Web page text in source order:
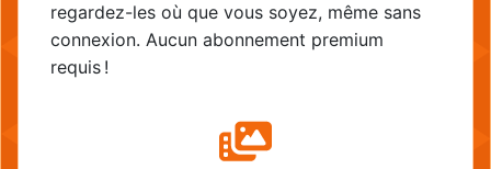
regardez-les où que vous soyez, même sans
connexion. Aucun abonnement premium
requis !